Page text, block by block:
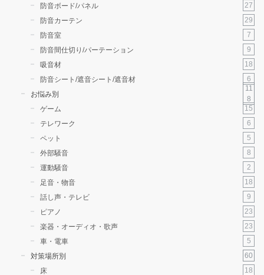
防音ボード/パネル
27
防音カーテン
29
防音室
7
防音間仕切り/パーテーション
9
吸音材
18
防音シート/遮音シート/遮音材
6
お悩み別
11
8
ゲーム
15
テレワーク
6
ペット
5
外部騒音
8
運動騒音
2
足音・物音
18
話し声・テレビ
9
ピアノ
23
楽器・オーディオ・歌声
23
車・電車
5
対策場所別
60
床
18